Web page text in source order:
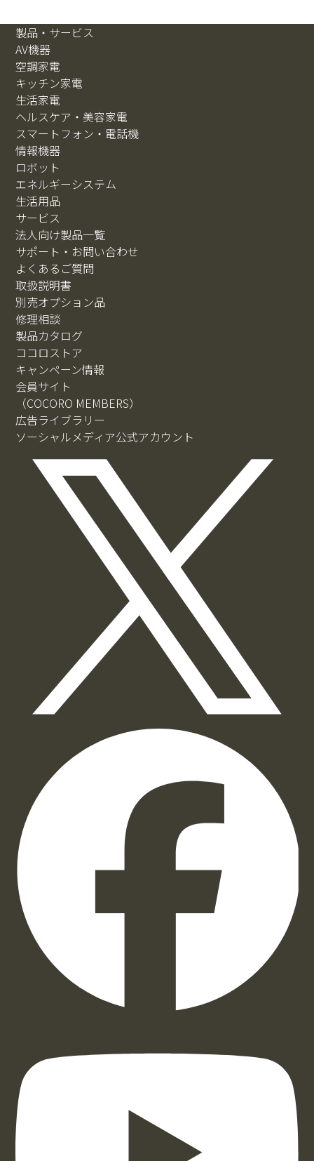
製品・サービス
AV機器
空調家電
キッチン家電
生活家電
ヘルスケア・美容家電
スマートフォン・電話機
情報機器
ロボット
エネルギーシステム
生活用品
サービス
法人向け製品一覧
サポート・お問い合わせ
よくあるご質問
取扱説明書
別売オプション品
修理相談
製品カタログ
ココロストア
キャンペーン情報
会員サイト
（COCORO MEMBERS）
広告ライブラリー
ソーシャルメディア公式アカウント